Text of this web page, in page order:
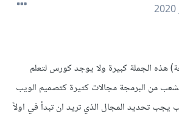
هذه الجملة كبيرة ولا يوجد كورس لتعلم
من البرمجة مجالات كثيرة كتصميم الويب
يجب تحديد المجال الذي تريد ان تبدأ في اولاً